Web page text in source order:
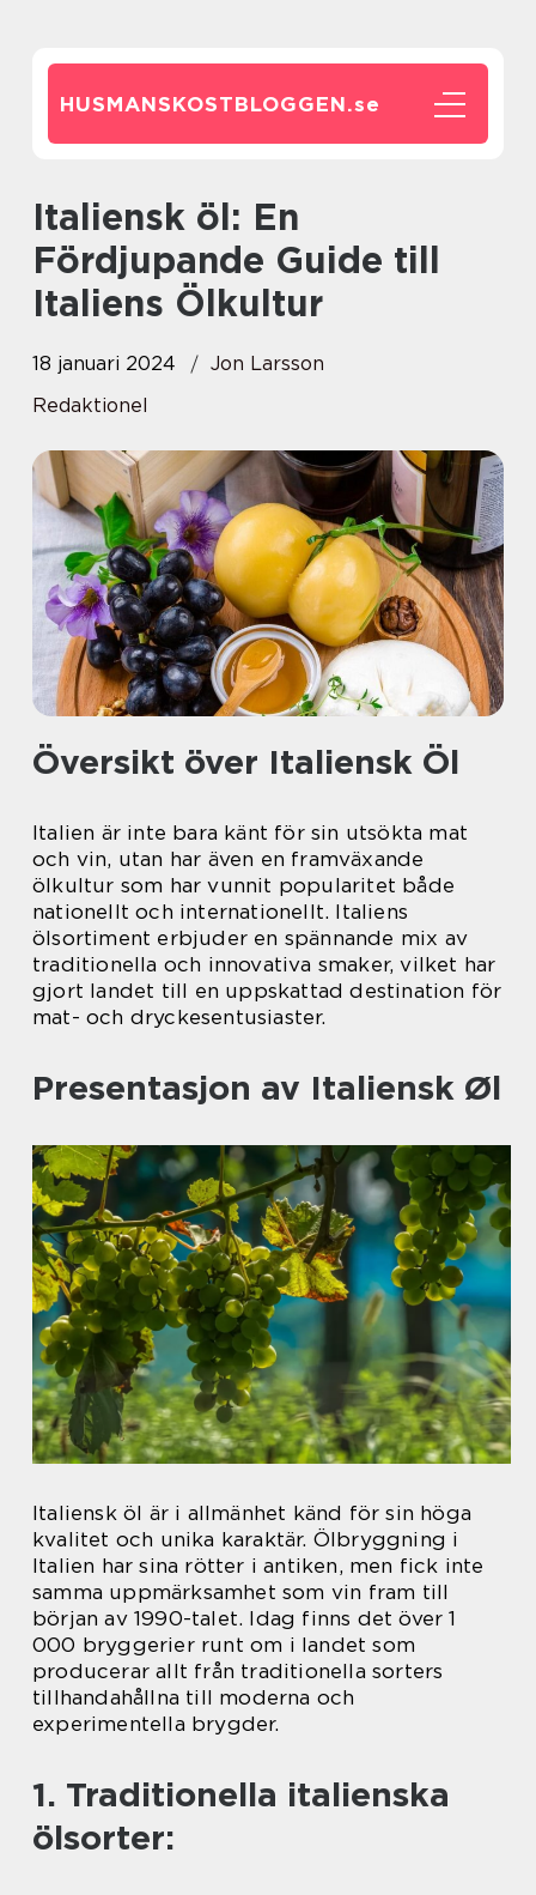
HUSMANSKOSTBLOGGEN.se
Italiensk öl: En
Fördjupande Guide till
Italiens Ölkultur
18 januari 2024
Jon Larsson
Redaktionel
Översikt över Italiensk Öl
Italien är inte bara känt för sin utsökta mat
och vin, utan har även en framväxande
ölkultur som har vunnit popularitet både
nationellt och internationellt. Italiens
ölsortiment erbjuder en spännande mix av
traditionella och innovativa smaker, vilket har
gjort landet till en uppskattad destination för
mat- och dryckesentusiaster.
Presentasjon av Italiensk Øl
Italiensk öl är i allmänhet känd för sin höga
kvalitet och unika karaktär. Ölbryggning i
Italien har sina rötter i antiken, men fick inte
samma uppmärksamhet som vin fram till
början av 1990-talet. Idag finns det över 1
000 bryggerier runt om i landet som
producerar allt från traditionella sorters
tillhandahållna till moderna och
experimentella brygder.
1. Traditionella italienska
ölsorter: